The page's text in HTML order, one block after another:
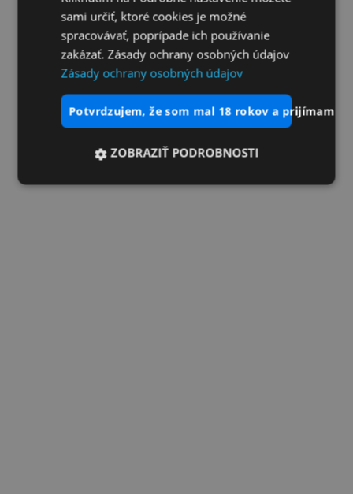
sami určiť, ktoré cookies je možné
spracovávať, poprípade ich používanie
zakázať. Zásady ochrany osobných údajov
Zásady ochrany osobných údajov
potvrdzujem, že som mal 18 rokov a prijímam
ZOBRAZIŤ PODROBNOSTI